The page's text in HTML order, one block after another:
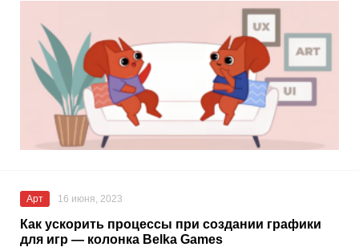
Арт 16 июня, 2023
Как ускорить процессы при создании графики
для игр — колонка Belka Games